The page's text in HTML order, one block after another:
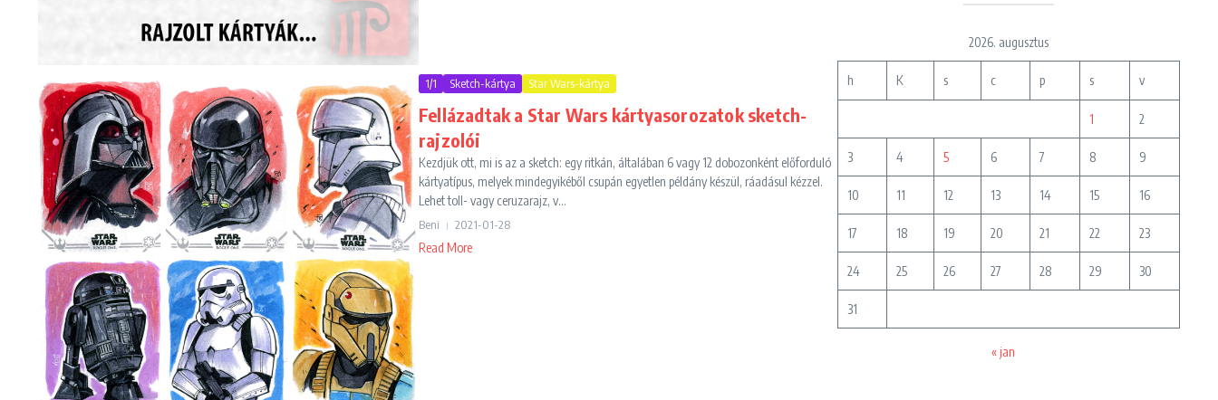
1/1 Sketch-kártya Star Wars-kártya
Fellázadtak a Star Wars kártyasorozatok sketch-
rajzolói
Kezdjük ott, mi is az a sketch: egy ritkán, általában 6 vagy 12 dobozonként előforduló
kártyatípus, melyek mindegyikéből csupán egyetlen példány készül, ráadásul kézzel.
Lehet toll- vagy ceruzarajz, v...
Beni 2021-01-28
Read More
2026. augusztus
h K s c p s v
1 2
3 4 5 6 7 8 9
10 11 12 13 14 15 16
17 18 19 20 21 22 23
24 25 26 27 28 29 30
31
« jan